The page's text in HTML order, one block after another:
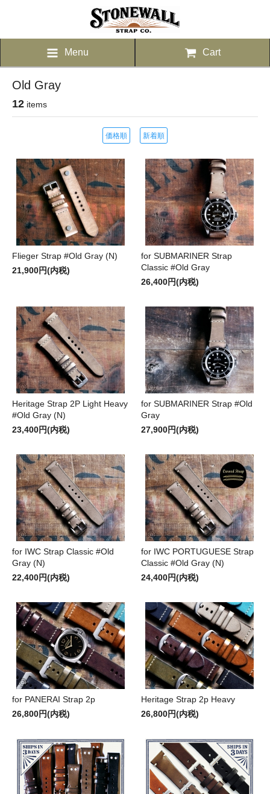
Menu Cart
Old Gray
12 items
価格順 新着順
Flieger Strap #Old Gray (N)
21,900円(内税)
for SUBMARINER Strap
Classic #Old Gray
26,400円(内税)
Heritage Strap 2P Light Heavy
#Old Gray (N)
23,400円(内税)
for SUBMARINER Strap #Old
Gray
27,900円(内税)
for IWC Strap Classic #Old
Gray (N)
22,400円(内税)
for IWC PORTUGUESE Strap
Classic #Old Gray (N)
24,400円(内税)
for PANERAI Strap 2p
26,800円(内税)
Heritage Strap 2p Heavy
26,800円(内税)